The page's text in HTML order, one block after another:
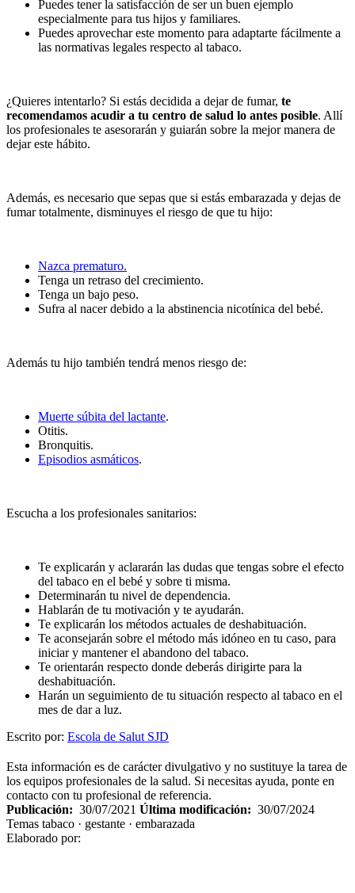
Puedes tener la satisfacción de ser un buen ejemplo
especialmente para tus hijos y familiares.
Puedes aprovechar este momento para adaptarte fácilmente a
las normativas legales respecto al tabaco.
¿Quieres intentarlo? Si estás decidida a dejar de fumar, te
recomendamos acudir a tu centro de salud lo antes posible. Allí
los profesionales te asesorarán y guiarán sobre la mejor manera de
dejar este hábito.
Además, es necesario que sepas que si estás embarazada y dejas de
fumar totalmente, disminuyes el riesgo de que tu hijo:
Nazca prematuro.
Tenga un retraso del crecimiento.
Tenga un bajo peso.
Sufra al nacer debido a la abstinencia nicotínica del bebé.
Además tu hijo también tendrá menos riesgo de:
Muerte súbita del lactante.
Otitis.
Bronquitis.
Episodios asmáticos.
Escucha a los profesionales sanitarios:
Te explicarán y aclararán las dudas que tengas sobre el efecto
del tabaco en el bebé y sobre ti misma.
Determinarán tu nivel de dependencia.
Hablarán de tu motivación y te ayudarán.
Te explicarán los métodos actuales de deshabituación.
Te aconsejarán sobre el método más idóneo en tu caso, para
iniciar y mantener el abandono del tabaco.
Te orientarán respecto donde deberás dirigirte para la
deshabituación.
Harán un seguimiento de tu situación respecto al tabaco en el
mes de dar a luz.
Escrito por: Escola de Salut SJD
Esta información es de carácter divulgativo y no sustituye la tarea de
los equipos profesionales de la salud. Si necesitas ayuda, ponte en
contacto con tu profesional de referencia.
Publicación: 30/07/2021 Última modificación: 30/07/2024
Temas tabaco · gestante · embarazada
Elaborado por: